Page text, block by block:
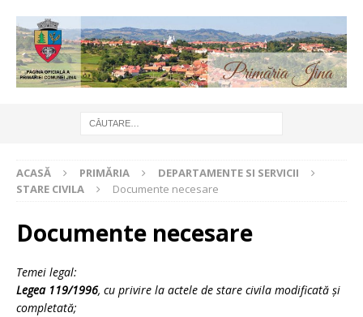
ACASĂ PRIMĂRIA
DEPARTAMENTE SI SERVICII
STARE CIVILA
Documente necesare
Documente necesare
Temei legal:
Legea 119/1996, cu privire la actele de stare civila modificată şi
completată;